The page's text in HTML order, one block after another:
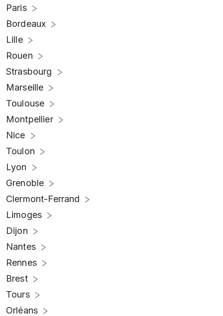
Paris
Bordeaux
Lille
Rouen
Strasbourg
Marseille
Toulouse
Montpellier
Nice
Toulon
Lyon
Grenoble
Clermont-Ferrand
Limoges
Dijon
Nantes
Rennes
Brest
Tours
Orléans